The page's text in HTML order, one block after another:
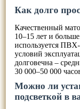
Как долго
Качественный
10–15 лет и
используется
условий
долговечна –
30 000–50 000
Можно ли
подсветкой в